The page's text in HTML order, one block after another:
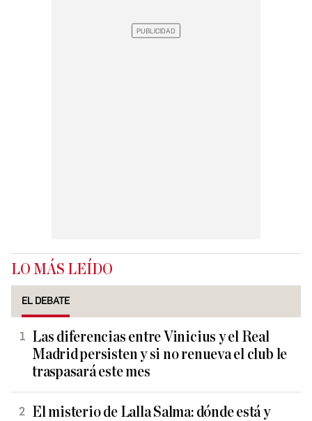
LO MÁS LEÍDO
EL DEBATE
Las diferencias entre Vinicius y el Real
Madrid persisten y si no renueva el club le
traspasará este mes
El misterio de Lalla Salma: dónde está y